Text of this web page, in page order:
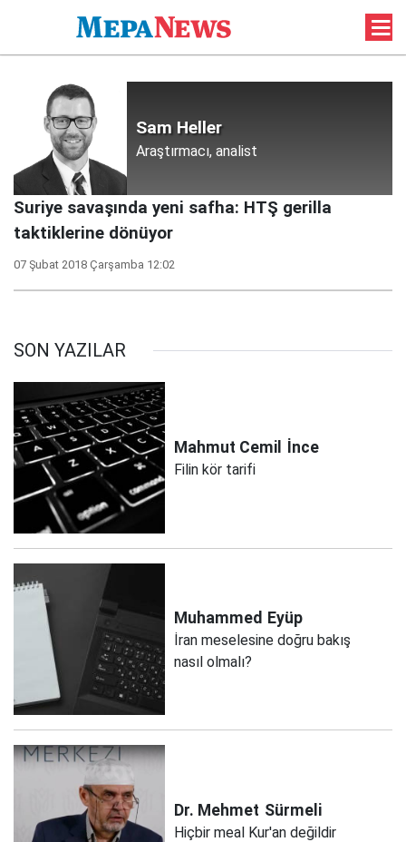
Sam Heller
Araştırmacı, analist
Suriye savaşında yeni safha: HTŞ gerilla
taktiklerine dönüyor
07 Şubat 2018 Çarşamba 12:02
SON YAZILAR
Mahmut Cemil İnce
Filin kör tarifi
Muhammed Eyüp
İran meselesine doğru bakış
nasıl olmalı?
Dr. Mehmet Sürmeli
Hiçbir meal Kur'an değildir